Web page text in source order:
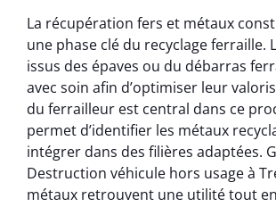
La récupération fers et métaux
une phase clé du recyclage ferraille.
issus des épaves ou du débarras
avec soin afin d’optimiser leur
du ferrailleur est central dans ce
permet d’identifier les métaux
intégrer dans des filières adaptées.
Destruction véhicule hors usage à
métaux retrouvent une utilité tout